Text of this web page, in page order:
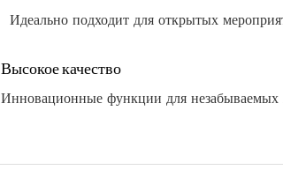
Идеально подходит для открытых
Высокое качество
Инновационные функции для